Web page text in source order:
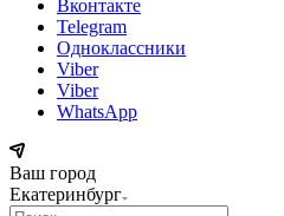
Вконтакте
Telegram
Одноклассники
Viber
Viber
WhatsApp
Ваш город
Екатеринбург